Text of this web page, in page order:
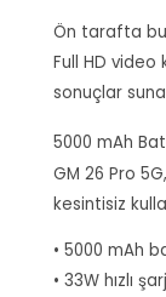
Ön tarafta
Full HD video
sonuçlar
5000 mAh
GM 26 Pro
kesintisiz
• 5000 mAh
• 33W hızlı şarj